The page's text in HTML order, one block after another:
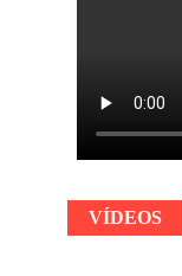
VÍDEOS